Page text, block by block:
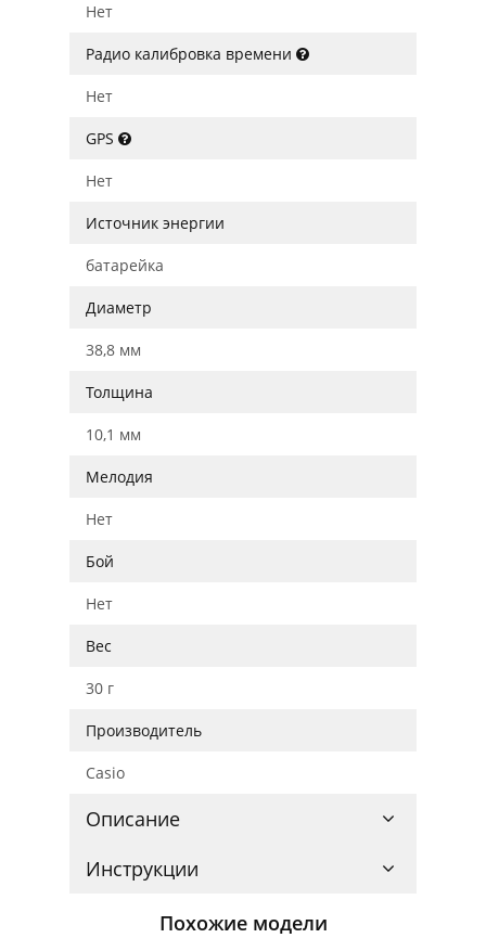
Нет
Радио калибровка времени
Нет
GPS
Нет
Источник энергии
батарейка
Диаметр
38,8 мм
Толщина
10,1 мм
Мелодия
Нет
Бой
Нет
Вес
30 г
Производитель
Casio
Описание
Инструкции
Похожие модели